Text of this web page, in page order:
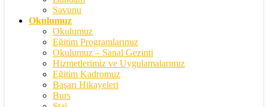
Savunu
Okulumuz
Okulumuz
Eğitim Programlarımız
Okulumuz – Sanal Gezinti
Hizmetlerimiz ve Uygulamalarımız
Eğitim Kadromuz
Başarı Hikayeleri
Burs